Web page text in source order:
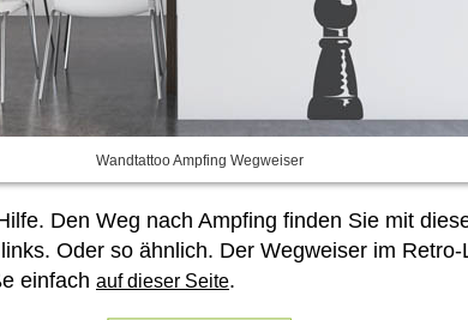
Wandtattoo Ampfing Wegweiser
Den Weg nach Ampfing finden Sie mit
Oder so ähnlich. Der Wegweiser im
einfach auf dieser Seite.